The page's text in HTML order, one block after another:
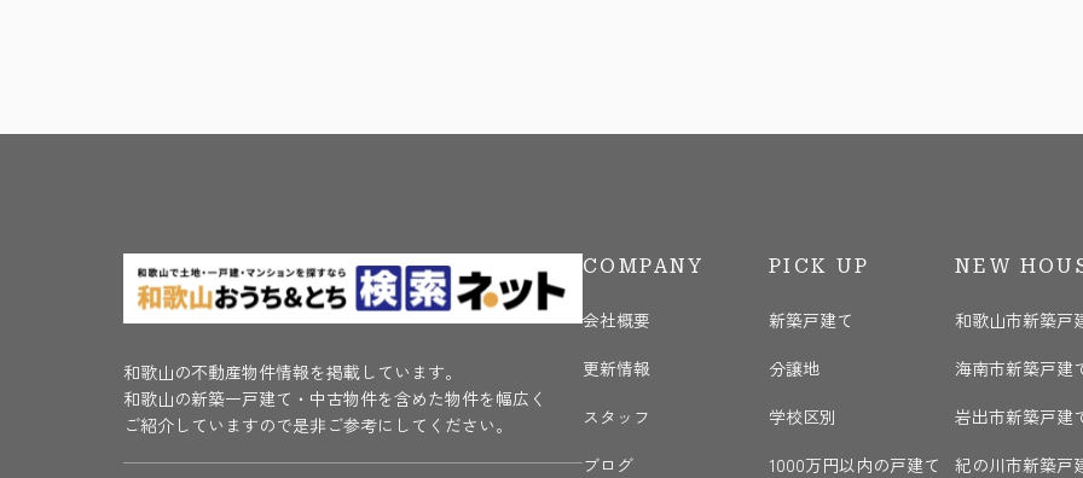
和歌山の不動産物件情報を掲載しています。
和歌山の新築一戸建て・中古物件を含めた物件を幅広く
ご紹介していますので是非ご参考にしてください。
COMPANY
会社概要
更新情報
スタッフ
ブログ
PICK UP
新築戸建て
分譲地
学校区別
1000万円以内の戸建て
NEW
和歌山市新築戸
海南市新築戸建
岩出市新築戸建
紀の川市新築戸